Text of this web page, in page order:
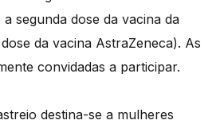
segunda dose da vacina da
da vacina AstraZeneca). As
convidadas a participar.
destina-se a mulheres